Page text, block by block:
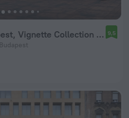
Verno House Budapest, Vignette Collection by IHG 9,5